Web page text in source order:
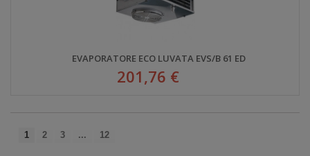
EVAPORATORE ECO LUVATA EVS/B 61 ED
201,76 €
1 2 3 ... 12